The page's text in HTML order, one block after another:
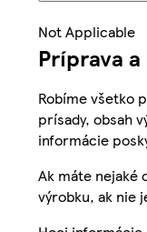
Not Applicable
Príprava
Robíme všetko
prísady, obsah
informácie
Ak máte nejaké
výrobku, ak nie